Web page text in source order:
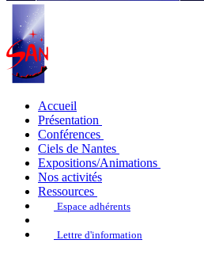
Accueil
Présentation
Conférences
Ciels de Nantes
Expositions/Animations
Nos activités
Ressources
Espace adhérents
Lettre d'information